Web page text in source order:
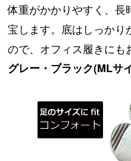
体重がかかりやすく、長
宝します。底はしっかり
ので、オフィス履きにも
グレー・ブラック(MLサ